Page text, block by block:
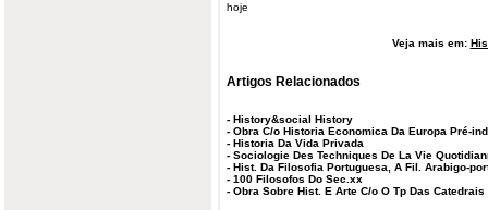
hoje
Veja mais em:
Artigos Relacionados
- History&social History
- Obra C/o Historia Economica Da Europa Pré-
- Historia Da Vida Privada
- Sociologie Des Techniques De La Vie
- Hist. Da Filosofia Portuguesa, A Fil. Arabigo-
- 100 Filosofos Do Sec.xx
- Obra Sobre Hist. E Arte C/o O Tp Das Catedrais